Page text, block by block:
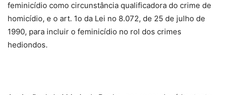
feminicídio como circunstância qualificadora do crime de
homicídio, e o art. 1o da Lei no 8.072, de 25 de julho de
1990, para incluir o feminicídio no rol dos crimes
hediondos.